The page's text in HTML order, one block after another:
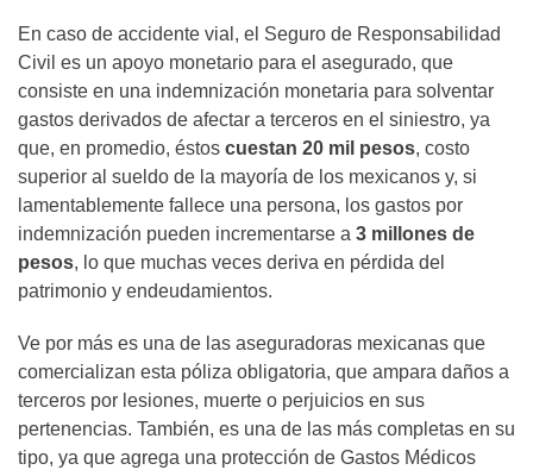
En caso de accidente vial, el Seguro de Responsabilidad
Civil es un apoyo monetario para el asegurado, que
consiste en una indemnización monetaria para solventar
gastos derivados de afectar a terceros en el siniestro, ya
que, en promedio, éstos cuestan 20 mil pesos, costo
superior al sueldo de la mayoría de los mexicanos y, si
lamentablemente fallece una persona, los gastos por
indemnización pueden incrementarse a 3 millones de
pesos, lo que muchas veces deriva en pérdida del
patrimonio y endeudamientos.
Ve por más es una de las aseguradoras mexicanas que
comercializan esta póliza obligatoria, que ampara daños a
terceros por lesiones, muerte o perjuicios en sus
pertenencias. También, es una de las más completas en su
tipo, ya que agrega una protección de Gastos Médicos